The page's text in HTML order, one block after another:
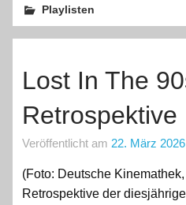
Playlisten
Lost In The
Retrospektive
Veröffentlicht am 22. März 2026
(Foto: Deutsche
Retrospektive der